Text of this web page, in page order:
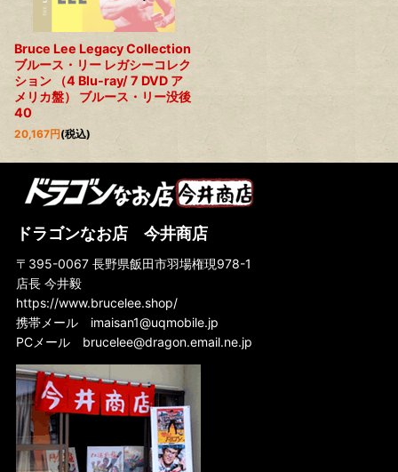
Bruce Lee Legacy Collection
ブルース・リー レガシーコレク
ション （4 Blu-ray/ 7 DVD ア
メリカ盤） ブルース・リー没後
40
20,167円(税込)
ドラゴンなお店 今井商店
〒395-0067 長野県飯田市羽場権現978-1
店長 今井毅
https://www.brucelee.shop/
携帯メール imaisan1@uqmobile.jp
PCメール brucelee@dragon.email.ne.jp